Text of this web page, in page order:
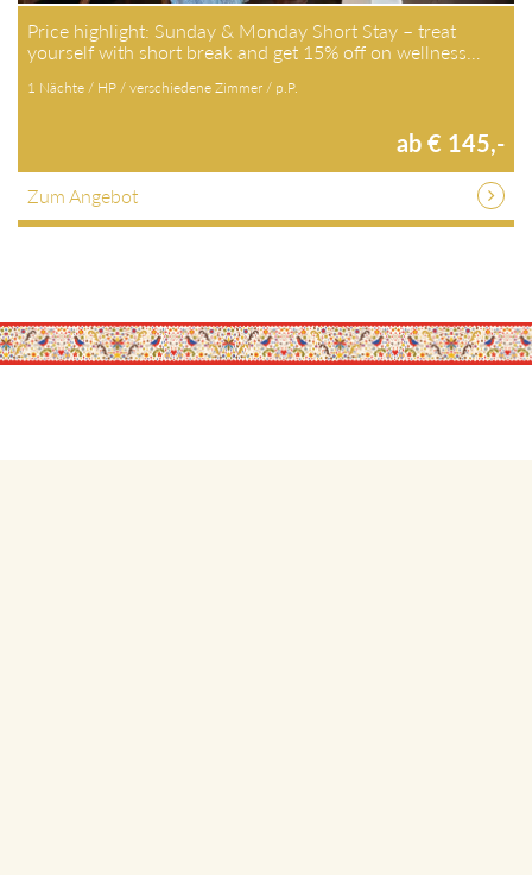
Price highlight: Sunday & Monday Short Stay – treat
yourself with short break and get 15% off on wellness…
1 Nächte / HP / verschiedene Zimmer / p.P.
ab € 145,-
Zum Angebot